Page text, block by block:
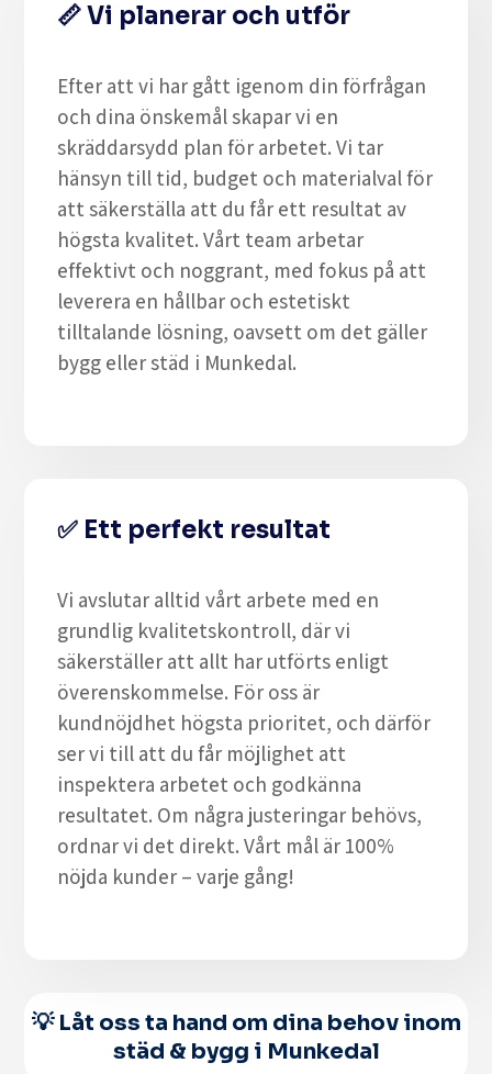
📏Vi planerar och utför
Efter att vi har gått igenom din förfrågan
och dina önskemål skapar vi en
skräddarsydd plan för arbetet. Vi tar
hänsyn till tid, budget och materialval för
att säkerställa att du får ett resultat av
högsta kvalitet. Vårt team arbetar
effektivt och noggrant, med fokus på att
leverera en hållbar och estetiskt
tilltalande lösning, oavsett om det gäller
bygg eller städ i Munkedal.
✅ Ett perfekt resultat
Vi avslutar alltid vårt arbete med en
grundlig kvalitetskontroll, där vi
säkerställer att allt har utförts enligt
överenskommelse. För oss är
kundnöjdhet högsta prioritet, och därför
ser vi till att du får möjlighet att
inspektera arbetet och godkänna
resultatet. Om några justeringar behövs,
ordnar vi det direkt. Vårt mål är 100%
nöjda kunder – varje gång!
💡 Låt oss ta hand om dina behov inom
städ & bygg i Munkedal